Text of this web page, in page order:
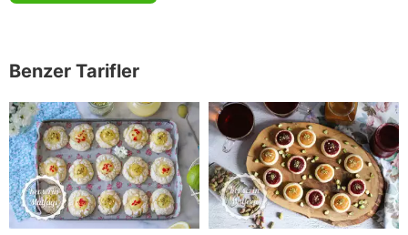
Benzer Tarifler